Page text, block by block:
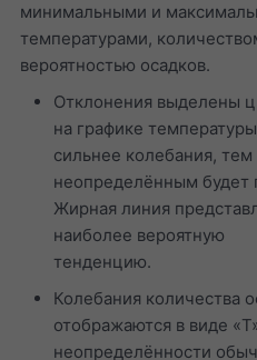
минимальными и
температурами,
вероятностью осадков.
Отклонения выделены
на графике
сильнее колебания,
неопределённым будет
Жирная линия
наиболее вероятную
тенденцию.
Колебания количества
отображаются в виде
неопределённости